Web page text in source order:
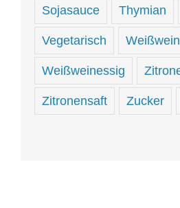
Sojasauce Thymian
Vegetarisch Weißwein
Weißweinessig
Zitronensaft Zucker